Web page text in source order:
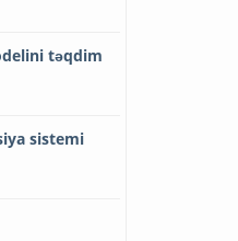
təqdim
sistemi